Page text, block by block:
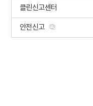
클린신고센터
안전신고